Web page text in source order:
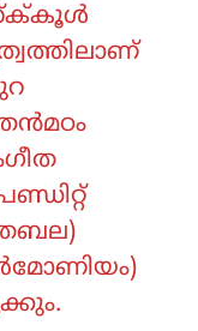
സ്ക്‌കൂൾ